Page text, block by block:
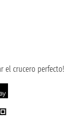
el crucero perfecto!